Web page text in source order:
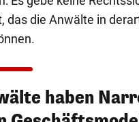
das die Anwälte in
haben